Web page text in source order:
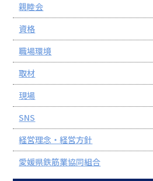
親睦会
資格
職場環境
取材
現場
SNS
経営理念・経営方針
愛媛県鉄筋業協同組合